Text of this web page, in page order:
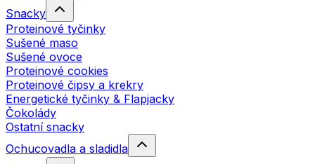
Snacky
Proteinové tyčinky
Sušené maso
Sušené ovoce
Proteinové cookies
Proteinové čipsy a krekry
Energetické tyčinky & Flapjacky
Čokolády
Ostatní snacky
Ochucovadla a sladidla